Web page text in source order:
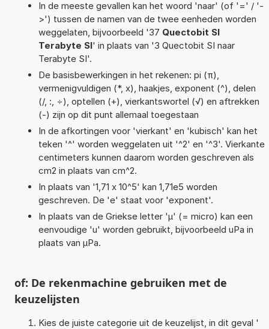
In de meeste gevallen kan het woord 'naar' (of '=' / '-
>') tussen de namen van de twee eenheden worden
weggelaten, bijvoorbeeld '37 Quectobit SI
Terabyte SI' in plaats van '3 Quectobit SI naar
Terabyte SI'.
De basisbewerkingen in het rekenen: pi (π),
vermenigvuldigen (*, x), haakjes, exponent (^), delen
(/, :, ÷), optellen (+), vierkantswortel (√) en aftrekken
(-) zijn op dit punt allemaal toegestaan
In de afkortingen voor 'vierkant' en 'kubisch' kan het
teken '^' worden weggelaten uit '^2' en '^3'. Vierkante
centimeters kunnen daarom worden geschreven als
cm2 in plaats van cm^2.
In plaats van '1,71 x 10^5' kan 1,71e5 worden
geschreven. De 'e' staat voor 'exponent'.
In plaats van de Griekse letter 'µ' (= micro) kan een
eenvoudige 'u' worden gebruikt, bijvoorbeeld uPa in
plaats van µPa.
of: De rekenmachine gebruiken met de
keuzelijsten
Kies de juiste categorie uit de keuzelijst, in dit geval '